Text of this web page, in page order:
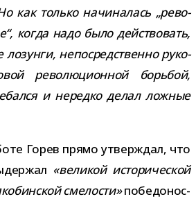
как только начи­на­лась „рево­
когда надо было дей­ство­вать,
лозунги, непо­сред­ственно руко­
рево­лю­ци­он­ной борь­бой,
и нередко делал лож­ные
Горев прямо утвер­ждал, что
«вели­кой исто­ри­че­ской
сме­ло­сти»побе­до­нос­